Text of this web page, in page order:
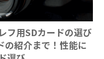
フ用SDカードの選び
の紹介まで！性能に